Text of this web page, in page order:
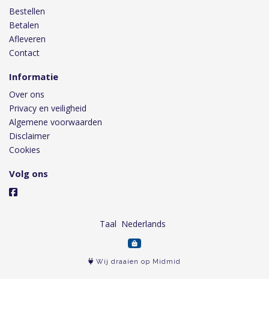
Bestellen
Betalen
Afleveren
Contact
Informatie
Over ons
Privacy en veiligheid
Algemene voorwaarden
Disclaimer
Cookies
Volg ons
Taal
Wij draaien op Midmid